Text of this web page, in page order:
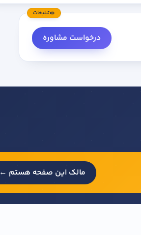
تبلیغات
درخواست مشاوره
مالک این صفحه هستم ←